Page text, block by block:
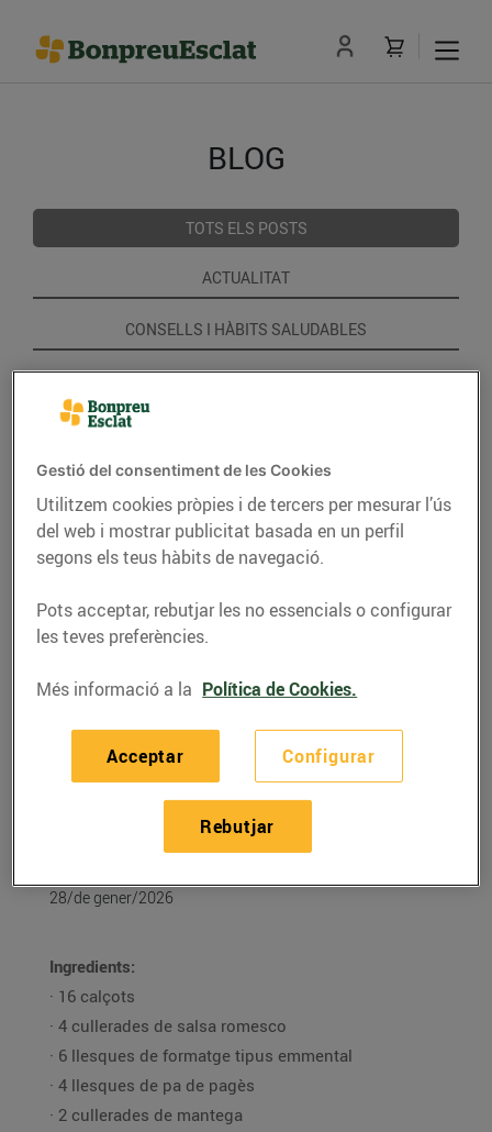
BLOG
TOTS ELS POSTS
ACTUALITAT
CONSELLS I HÀBITS SALUDABLES
Sandvitx de calçots
28/de gener/2026
Ingredients:
· 16 calçots
· 4 cullerades de salsa romesco
· 6 llesques de formatge tipus emmental
· 4 llesques de pa de pagès
· 2 cullerades de mantega
Gestió del consentiment de les Cookies
Utilitzem cookies pròpies i de tercers per mesurar l’ús
del web i mostrar publicitat basada en un perfil
segons els teus hàbits de navegació.
Pots acceptar, rebutjar les no essencials o configurar
les teves preferències.
Més informació a la Política de Cookies.
Configurar
Rebutjar
Acceptar